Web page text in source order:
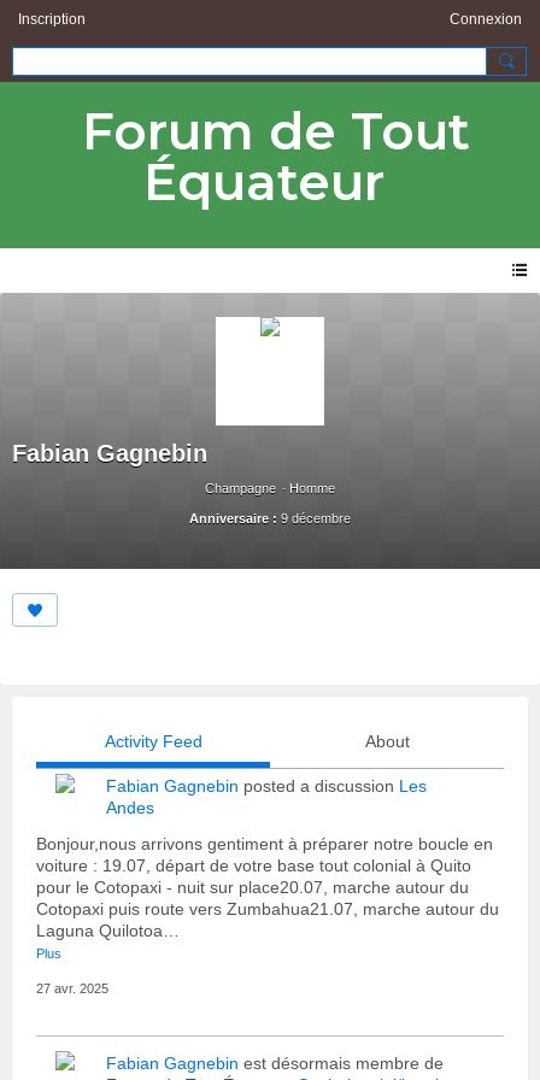
Inscription Connexion
Forum de Tout
Équateur
Fabian Gagnebin
Champagne Homme
Anniversaire : 9 décembre
Activity Feed About
Fabian Gagnebin posted a discussion Les
Andes
Bonjour,nous arrivons gentiment à préparer notre boucle en
voiture : 19.07, départ de votre base tout colonial à Quito
pour le Cotopaxi - nuit sur place20.07, marche autour du
Cotopaxi puis route vers Zumbahua21.07, marche autour du
Laguna Quilotoa…
Plus
27 avr. 2025
Fabian Gagnebin est désormais membre de